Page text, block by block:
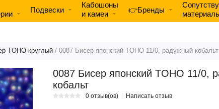
Подвески
Кабошоны
и камеи
👉Бренды
TOHO круглый / 0087 Бисер японский TOHO 11/0, радужный кобальт
0087 Бисер японский TOHO 11/0,
кобальт
0 отзыв(ов) Написать отзыв